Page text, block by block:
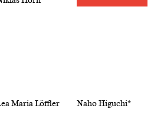
Maria Löffler Naho Higuchi*